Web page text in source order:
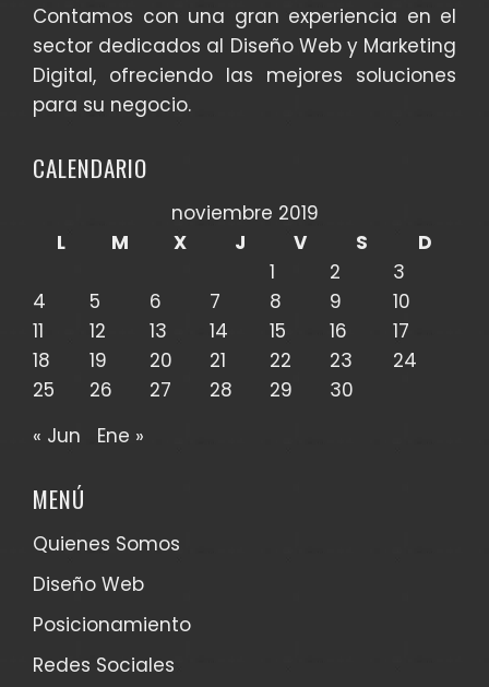
Contamos con una gran experiencia en el
sector dedicados al Diseño Web y Marketing
Digital, ofreciendo las mejores soluciones
para su negocio.
CALENDARIO
noviembre 2019
L
M X J V S
D
1
2
3
4
5 6 7 8 9
10
11
12 13 14 15 16
17
18
19 20 21 22 23
24
25
26 27 28 29
30
« Jun
Ene »
MENÚ
Quienes Somos
Diseño Web
Posicionamiento
Redes Sociales